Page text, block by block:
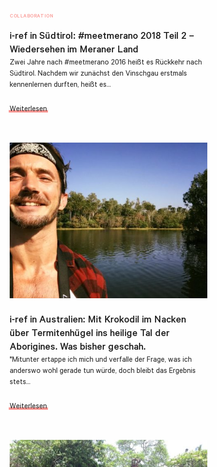
COLLABORATION
i-ref in Südtirol: #meetmerano 2018 Teil 2 –
Wiedersehen im Meraner Land
Zwei Jahre nach #meetmerano 2016 heißt es Rückkehr nach
Südtirol. Nachdem wir zunächst den Vinschgau erstmals
kennenlernen durften, heißt es…
Weiterlesen
i-ref in Australien: Mit Krokodil im Nacken
über Termitenhügel ins heilige Tal der
Aborigines. Was bisher geschah.
"Mitunter ertappe ich mich und verfalle der Frage, was ich
anderswo wohl gerade tun würde, doch bleibt das Ergebnis
stets…
Weiterlesen